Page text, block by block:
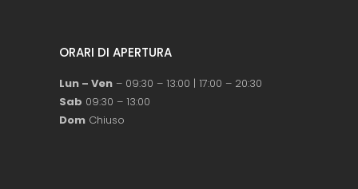
ORARI DI APERTURA
Lun – Ven – 09:30 – 13:00 | 17:00 – 20:30
Sab 09:30 – 13:00
Dom Chiuso